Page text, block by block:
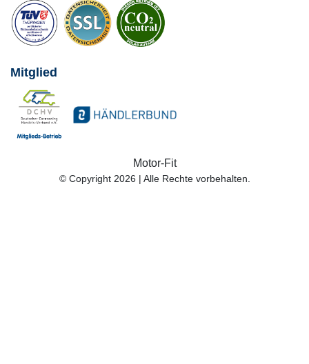
Mitglied
Motor-Fit
© Copyright 2026 | Alle Rechte vorbehalten.